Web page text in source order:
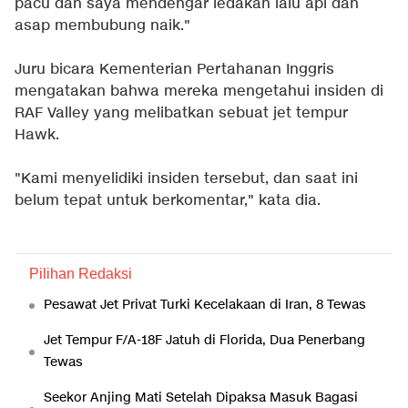
asap membubung naik."
Juru bicara Kementerian Pertahanan Inggris
mengatakan bahwa mereka mengetahui insiden di
RAF Valley yang melibatkan sebuat jet tempur
Hawk.
"Kami menyelidiki insiden tersebut, dan saat ini
belum tepat untuk berkomentar," kata dia.
Pilihan Redaksi
Pesawat Jet Privat Turki Kecelakaan di Iran, 8 Tewas
Jet Tempur F/A-18F Jatuh di Florida, Dua Penerbang
Tewas
Seekor Anjing Mati Setelah Dipaksa Masuk Bagasi